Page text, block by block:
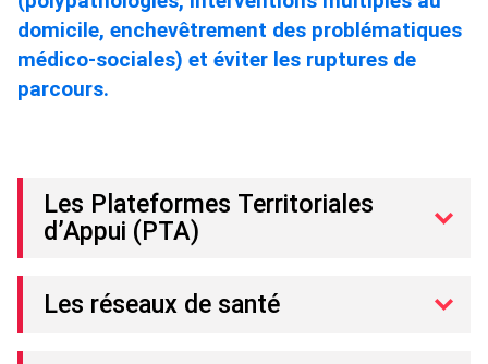
domicile, enchevêtrement des problématiques
médico-sociales) et éviter les ruptures de
parcours.
Les Plateformes Territoriales
d’Appui (PTA)
Les réseaux de santé